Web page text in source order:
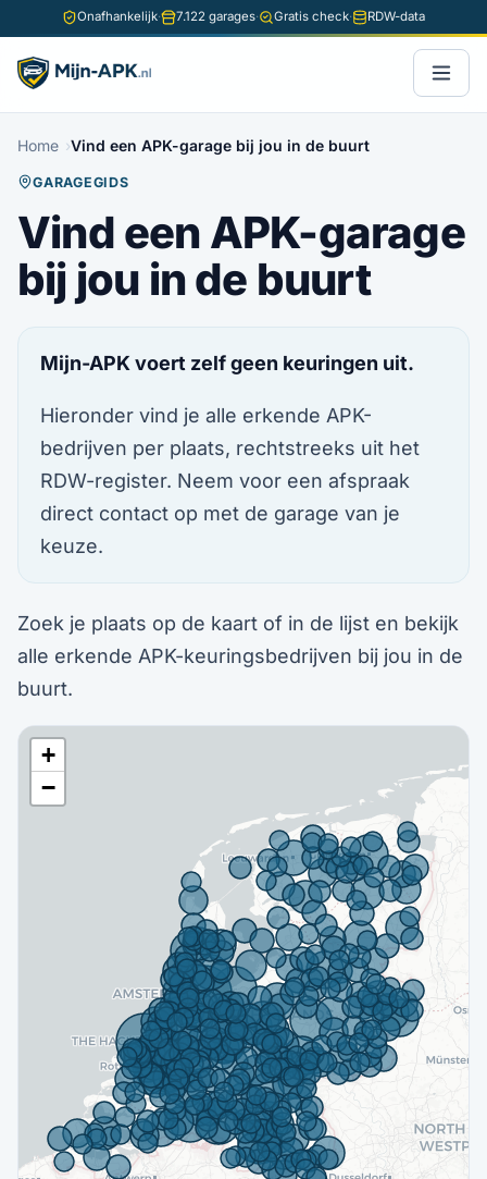
Onafhankelijk· 7.122 garages· Gratis check· RDW-data
Home Vind een APK-garage bij jou in de buurt
GARAGEGIDS
Vind een APK-garage
bij jou in de buurt
Mijn-APK voert zelf geen keuringen uit.
Hieronder vind je alle erkende APK-
bedrijven per plaats, rechtstreeks uit het
RDW-register. Neem voor een afspraak
direct contact op met de garage van je
keuze.
Zoek je plaats op de kaart of in de lijst en bekijk
alle erkende APK-keuringsbedrijven bij jou in de
buurt.
+
−